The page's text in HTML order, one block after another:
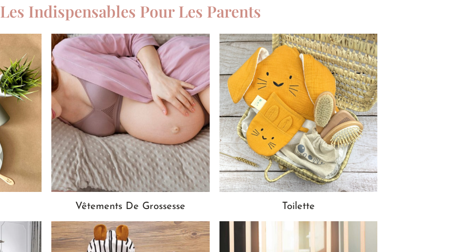
Les Indispensables Pour Les Parents
Vêtements De Grossesse Toilette